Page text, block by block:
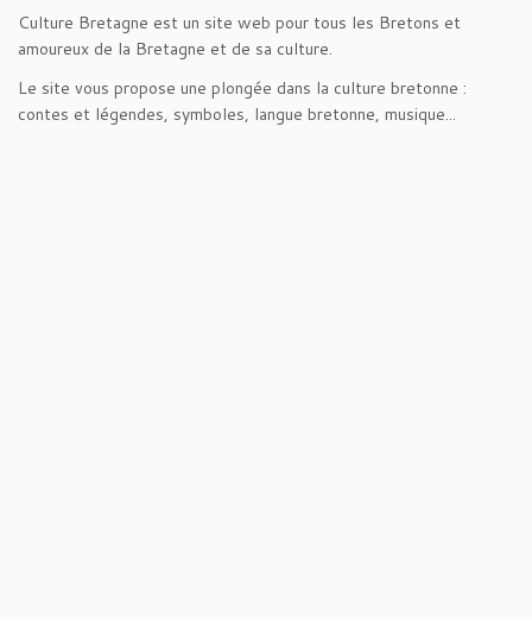
Culture Bretagne est un site web pour tous les Bretons et
amoureux de la Bretagne et de sa culture.
Le site vous propose une plongée dans la culture bretonne :
contes et légendes, symboles, langue bretonne, musique...